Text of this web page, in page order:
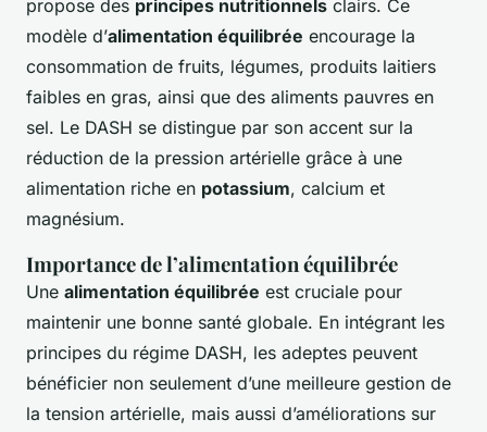
propose des principes nutritionnels clairs. Ce
modèle d’alimentation équilibrée encourage la
consommation de fruits, légumes, produits laitiers
faibles en gras, ainsi que des aliments pauvres en
sel. Le DASH se distingue par son accent sur la
réduction de la pression artérielle grâce à une
alimentation riche en potassium, calcium et
magnésium.
Importance de l’alimentation équilibrée
Une alimentation équilibrée est cruciale pour
maintenir une bonne santé globale. En intégrant les
principes du régime DASH, les adeptes peuvent
bénéficier non seulement d’une meilleure gestion de
la tension artérielle, mais aussi d’améliorations sur